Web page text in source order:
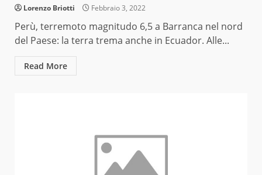
Lorenzo Briotti Febbraio 3, 2022
Perù, terremoto magnitudo 6,5 a Barranca nel nord
del Paese: la terra trema anche in Ecuador. Alle...
Read More